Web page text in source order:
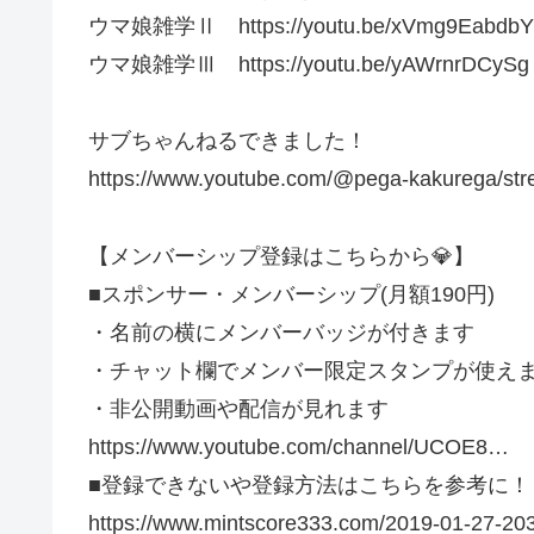
ウマ娘雑学Ⅱ https://youtu.be/xVmg9EabdbY
ウマ娘雑学Ⅲ https://youtu.be/yAWrnrDCySg
サブちゃんねるできました！
https://www.youtube.com/@pega-kakurega/
【メンバーシップ登録はこちらから💎】
■スポンサー・メンバーシップ(月額190円)
・名前の横にメンバーバッジが付きます
・チャット欄でメンバー限定スタンプが使え
・非公開動画や配信が見れます
https://www.youtube.com/channel/UCOE8​​​…
■登録できないや登録方法はこちらを参考に！
https://www.mintscore333.com/2019-01-27-